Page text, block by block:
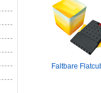
Faltbare